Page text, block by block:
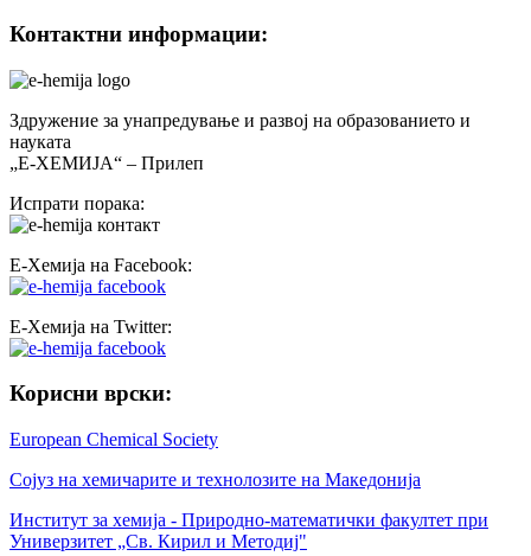
Контактни информации:
Здружение за унапредување и развој на образованието и
науката
„Е-ХЕМИЈА“ – Прилеп
Испрати порака:
Е-Хемија на Facebook:
Е-Хемија на Twitter:
Корисни врски:
European Chemical Society
Сојуз на хемичарите и технолозите на Македонија
Институт за хемија - Природно-математички факултет при
Универзитет „Св. Кирил и Методиј"